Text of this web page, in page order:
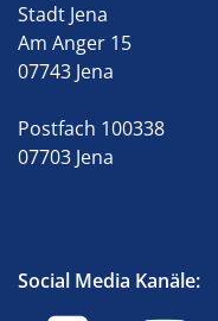
Stadt Jena
Am Anger 15
07743 Jena
Postfach 100338
07703 Jena
Social Media Kanäle: